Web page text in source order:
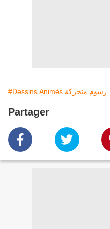
#Dessins Animés رسوم متحركة
Partager